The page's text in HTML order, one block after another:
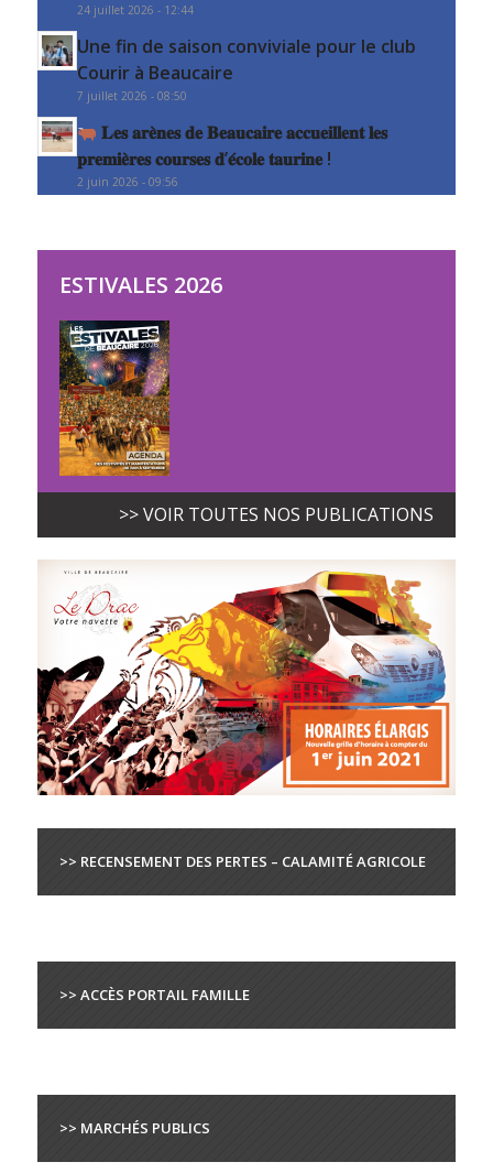
24 juillet 2026 - 12:44
Une fin de saison conviviale pour le club
Courir à Beaucaire
7 juillet 2026 - 08:50
𝐋𝐞𝐬 𝐚𝐫𝐞̀𝐧𝐞𝐬 𝐝𝐞 𝐁𝐞𝐚𝐮𝐜𝐚𝐢𝐫𝐞 𝐚𝐜𝐜𝐮𝐞𝐢𝐥𝐥𝐞𝐧𝐭 𝐥𝐞𝐬
𝐩𝐫𝐞𝐦𝐢𝐞̀𝐫𝐞𝐬 𝐜𝐨𝐮𝐫𝐬𝐞𝐬 𝐝’𝐞́𝐜𝐨𝐥𝐞 𝐭𝐚𝐮𝐫𝐢𝐧𝐞 !
2 juin 2026 - 09:56
ESTIVALES 2026
>> VOIR TOUTES NOS PUBLICATIONS
>> RECENSEMENT DES PERTES – CALAMITÉ AGRICOLE
>> ACCÈS PORTAIL FAMILLE
>> MARCHÉS PUBLICS